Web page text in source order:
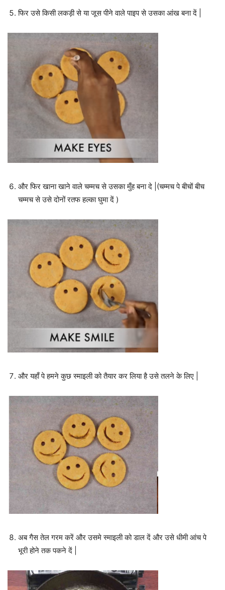
फिर उसे किसी लकड़ी से या जूस पीने वाले पाइप से उसका आंख बना दें |
और फिर खाना खाने वाले चम्मच से उसका मुँह बना दे |(चम्मच पे बीचों बीच
चम्मच से उसे दोनों रतफ हल्का घुमा दें )
और यहाँ पे हमने कुछ स्माइली को तैयार कर लिया है उसे तलने के लिए |
अब गैस तेल गरम करें और उसमे स्माइली को डाल दें और उसे धीमी आंच पे
भूरी होने तक पकने दें |